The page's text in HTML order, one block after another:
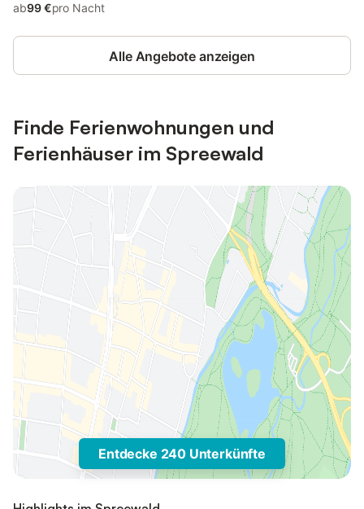
ab99 €pro Nacht
Alle Angebote anzeigen
Finde Ferienwohnungen und
Ferienhäuser im Spreewald
Entdecke 240 Unterkünfte